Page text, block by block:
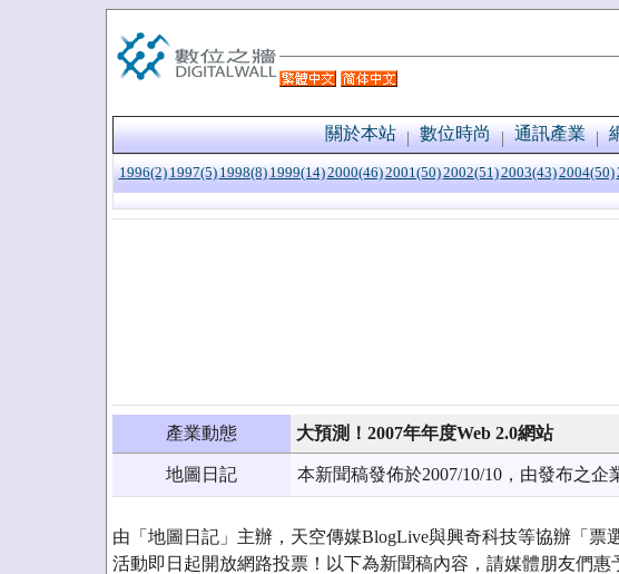
關於本站 數位時尚 通訊產業
1996(2) 1997(5) 1998(8) 1999(14)2000(46)2001(50)2002(51)2003(43)2004(50)
產業動態 大預測！2007年年度Web 2.0網站
地圖日記 本新聞稿發佈於2007/10/10，由發布之
由「地圖日記」主辦，天空傳媒BlogLive與興奇科技等協辦「票選
活動即日起開放網路投票！以下為新聞稿內容，請媒體朋友們惠